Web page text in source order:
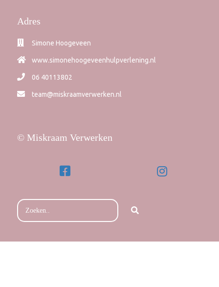
Adres
Simone Hoogeveen
www.simonehoogeveenhulpverlening.nl
06 40113802
team@miskraamverwerken.nl
© Miskraam Verwerken